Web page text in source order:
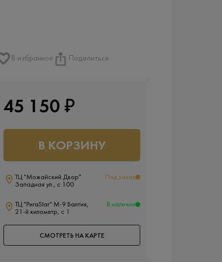
В избранное Поделиться
45 150 ₽
В КОРЗИНУ
ТЦ "Можайский Двор"
Западная ул., с 100
Под заказ
ТЦ "РигаStar" М-9 Балтия,
21-й километр, с 1
В наличии
СМОТРЕТЬ НА КАРТЕ